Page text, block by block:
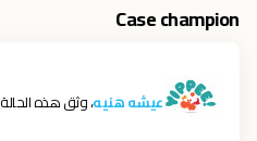
Case champion
عيشه هنيه، وثق هذه الحالة